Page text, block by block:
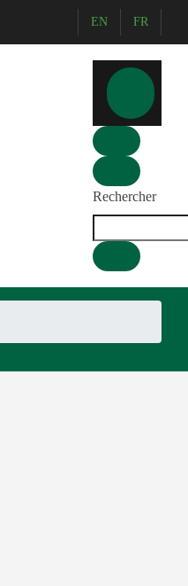
EN FR
Rechercher